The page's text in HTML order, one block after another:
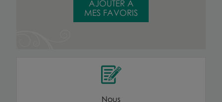
AJOUTER À
MES FAVORIS
Nous